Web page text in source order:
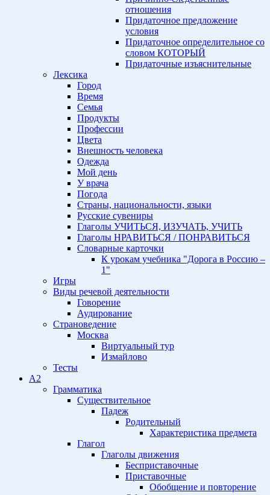
отношения
Придаточное предложение
условия
Придаточное определительное со
словом КОТОРЫЙ
Придаточные изъяснительные
Лексика
Город
Время
Семья
Продукты
Профессии
Цвета
Внешность человека
Одежда
Мой день
У врача
Погода
Страны, национальности, языки
Русские сувениры
Глаголы УЧИТЬСЯ, ИЗУЧАТЬ, УЧИТЬ
Глаголы НРАВИТЬСЯ / ПОНРАВИТЬСЯ
Словарные карточки
К урокам учебника "Дорога в Россию –
1"
Игры
Виды речевой деятельности
Говорение
Аудирование
Страноведение
Москва
Виртуальный тур
Измайлово
Тесты
A2
Грамматика
Существительное
Падеж
Родительный
Характеристика предмета
Глагол
Глаголы движения
Бесприставочные
Приставочные
Обобщение и повторение